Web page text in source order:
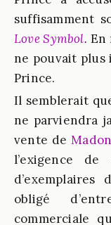
suffisamment
Love Symbol. En
ne pouvait plus
Prince.
Il semblerait
ne parviendra
vente de
l’exigence
obligé
commerciale